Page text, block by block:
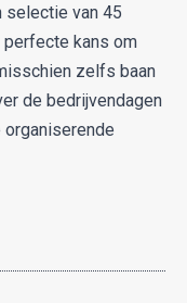
selectie van 45
kans om
zelfs baan
de bedrijvendagen